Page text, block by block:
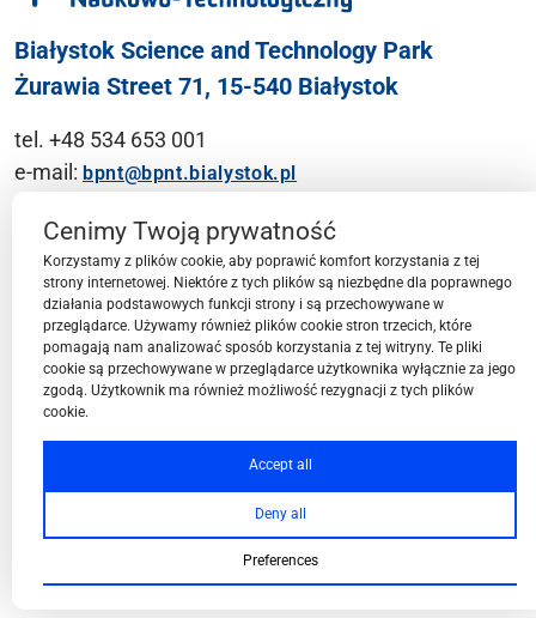
Białystok Science and Technology Park
Żurawia Street 71, 15-540 Białystok
tel. +48 534 653 001
e-mail: bpnt@bpnt.bialystok.pl
Contact
BPN-T Area
BPN-T Offer
Cenimy Twoją prywatność
Korzystamy z plików cookie, aby poprawić komfort korzystania z tej
strony internetowej. Niektóre z tych plików są niezbędne dla poprawnego
działania podstawowych funkcji strony i są przechowywane w
przeglądarce. Używamy również plików cookie stron trzecich, które
pomagają nam analizować sposób korzystania z tej witryny. Te pliki
cookie są przechowywane w przeglądarce użytkownika wyłącznie za jego
zgodą. Użytkownik ma również możliwość rezygnacji z tych plików
cookie.
Accept all
Deny all
Preferences